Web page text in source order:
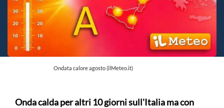
Ondata calore agosto (ilMeteo.it)
Onda calda per altri 10 giorni sull'Italia ma con